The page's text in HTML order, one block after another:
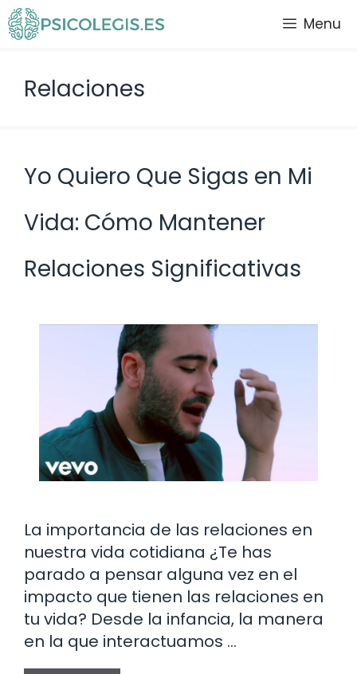
Saltar
al
Menu
Relaciones
Yo Quiero Que Sigas en Mi
Vida: Cómo Mantener
Relaciones Significativas
La importancia de las relaciones en
nuestra vida cotidiana ¿Te has
parado a pensar alguna vez en el
impacto que tienen las relaciones en
tu vida? Desde la infancia, la manera
en la que interactuamos …